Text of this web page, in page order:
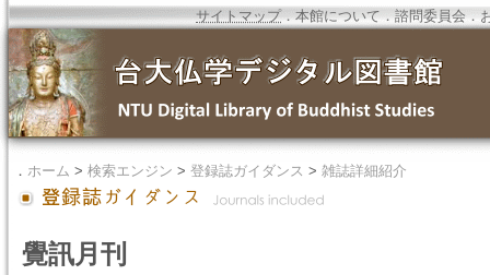
サイトマップ．本館について．諮問委員会．
． ホーム > 検索エンジン > 登録誌ガイダンス > 雑誌詳細紹介
覺訊月刊